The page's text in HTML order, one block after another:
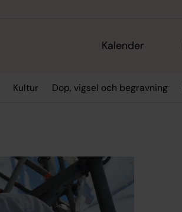
Kalender
Kultur Dop, vigsel och begravning